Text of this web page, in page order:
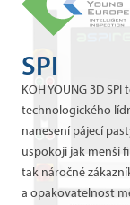
SPI
KOH YOUNG 3D
technologického
nanesení pájecí
uspokojí jak menší
tak náročné
a opakovatelnost